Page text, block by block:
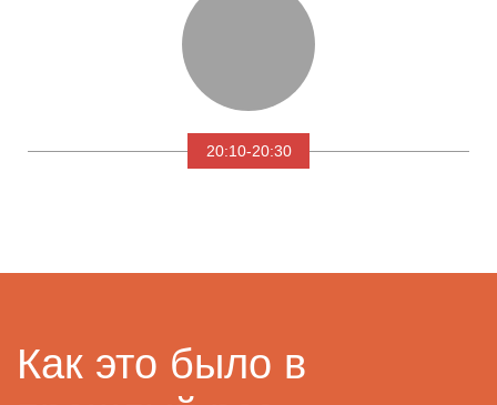
20:10-20:30
Как это было в